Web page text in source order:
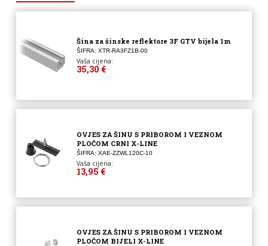
Šina za šinske reflektore 3F GTV bijela 1m
ŠIFRA: XTR-RA3FZ1B-00
Vaša cijena:
35,30 €
OVJES ZA ŠINU S PRIBOROM I VEZNOM
PLOČOM CRNI X-LINE
ŠIFRA: XAE-ZZWL120C-10
Vaša cijena:
13,95 €
OVJES ZA ŠINU S PRIBOROM I VEZNOM
PLOČOM BIJELI X-LINE